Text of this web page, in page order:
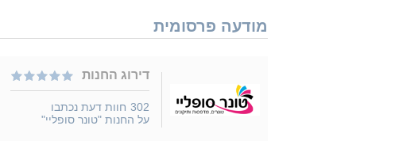
מודעה פרסומית
דירוג החנות
302 חוות דעת נכתבו
על החנות "טונר סופליי"